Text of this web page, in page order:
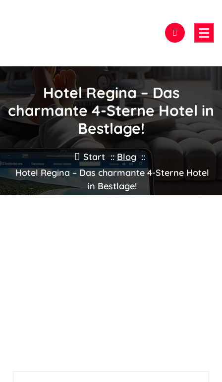
Hotel Regina – Das
charmante 4-Sterne Hotel in
Bestlage!
Start ::Blog::
Hotel Regina – Das charmante 4-Sterne Hotel
in Bestlage!